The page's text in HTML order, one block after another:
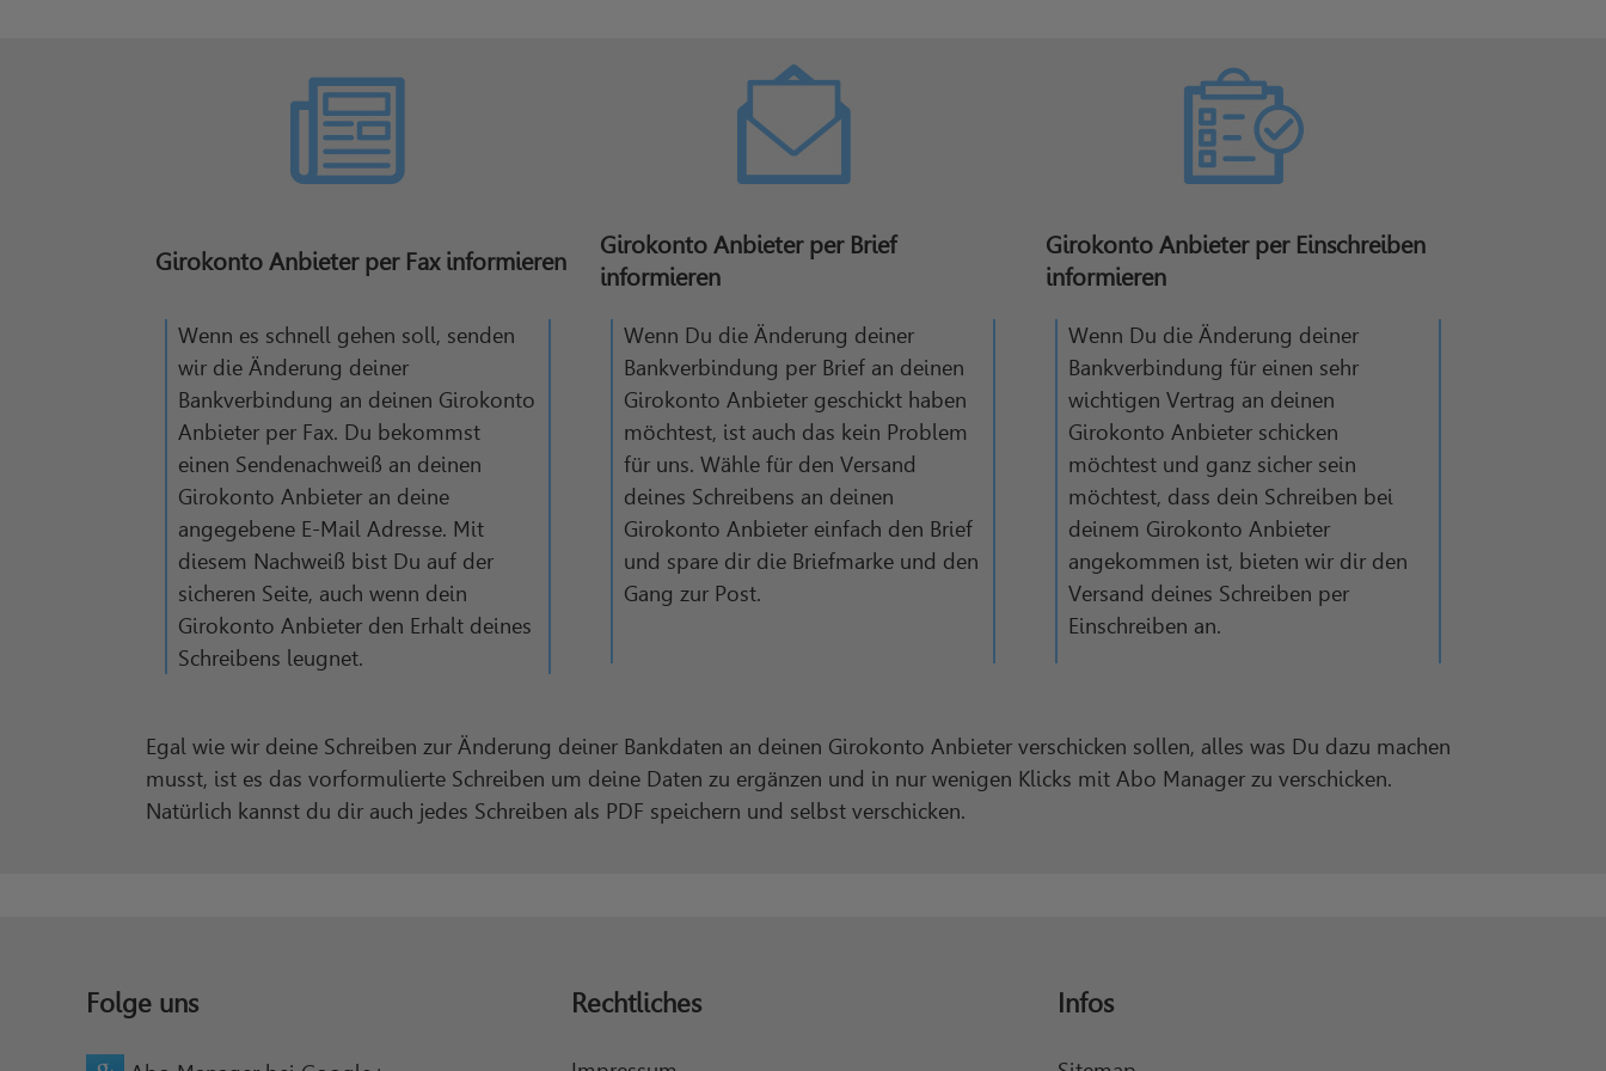
Girokonto Anbieter per Fax informieren
Wenn es schnell gehen soll, senden
wir die Änderung deiner
Bankverbindung an deinen Girokonto
Anbieter per Fax. Du bekommst
einen Sendenachweiß an deinen
Girokonto Anbieter an deine
angegebene E-Mail Adresse. Mit
diesem Nachweiß bist Du auf der
sicheren Seite, auch wenn dein
Girokonto Anbieter den Erhalt deines
Schreibens leugnet.
Girokonto Anbieter per Brief
informieren
Wenn Du die Änderung deiner
Bankverbindung per Brief an deinen
Girokonto Anbieter geschickt haben
möchtest, ist auch das kein Problem
für uns. Wähle für den Versand
deines Schreibens an deinen
Girokonto Anbieter einfach den Brief
und spare dir die Briefmarke und den
Gang zur Post.
Girokonto Anbieter per Einschreiben
informieren
Wenn Du die Änderung deiner
Bankverbindung für einen sehr
wichtigen Vertrag an deinen
Girokonto Anbieter schicken
möchtest und ganz sicher sein
möchtest, dass dein Schreiben bei
deinem Girokonto Anbieter
angekommen ist, bieten wir dir den
Versand deines Schreiben per
Einschreiben an.
Egal wie wir deine Schreiben zur Änderung deiner Bankdaten an deinen Girokonto Anbieter verschicken sollen, alles was Du dazu machen
musst, ist es das vorformulierte Schreiben um deine Daten zu ergänzen und in nur wenigen Klicks mit Abo Manager zu verschicken.
Natürlich kannst du dir auch jedes Schreiben als PDF speichern und selbst verschicken.
Folge uns Rechtliches Infos